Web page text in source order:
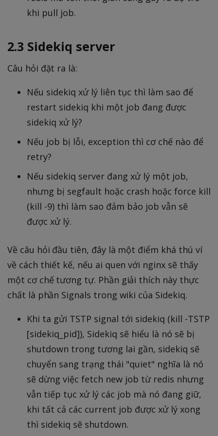
khi pull job.
2.3 Sidekiq server
Câu hỏi đặt ra là:
Nếu sidekiq xử lý liên tục thì làm sao để
restart sidekiq khi một job đang được
sidekiq xử lý?
Nếu job bị lỗi, exception thì cơ chế nào để
retry?
Nếu sidekiq server đang xử lý một job,
nhưng bị segfault hoặc crash hoặc force kill
(kill -9) thì làm sao đảm bảo job vẫn sẽ
được xử lý.
Về câu hỏi đầu tiên, đây là một điểm khá thú ví
về cách thiết kế, nếu ai quen với nginx sẽ thấy
một cơ chế tương tự. Phần giải thích này thực
chất là phần Signals trong wiki của Sidekiq.
Khi ta gửi TSTP signal tới sidekiq (kill -TSTP
[sidekiq_pid]), Sidekiq sẽ hiểu là nó sẽ bị
shutdown trong tương lai gần, sidekiq sẽ
chuyển sang trạng thái "quiet" nghĩa là nó
sẽ dừng việc fetch new job từ redis nhưng
vẫn tiếp tục xử lý các job mà nó đang giữ,
khi tất cả các current job được xử lý xong
thì sidekiq sẽ shutdown.